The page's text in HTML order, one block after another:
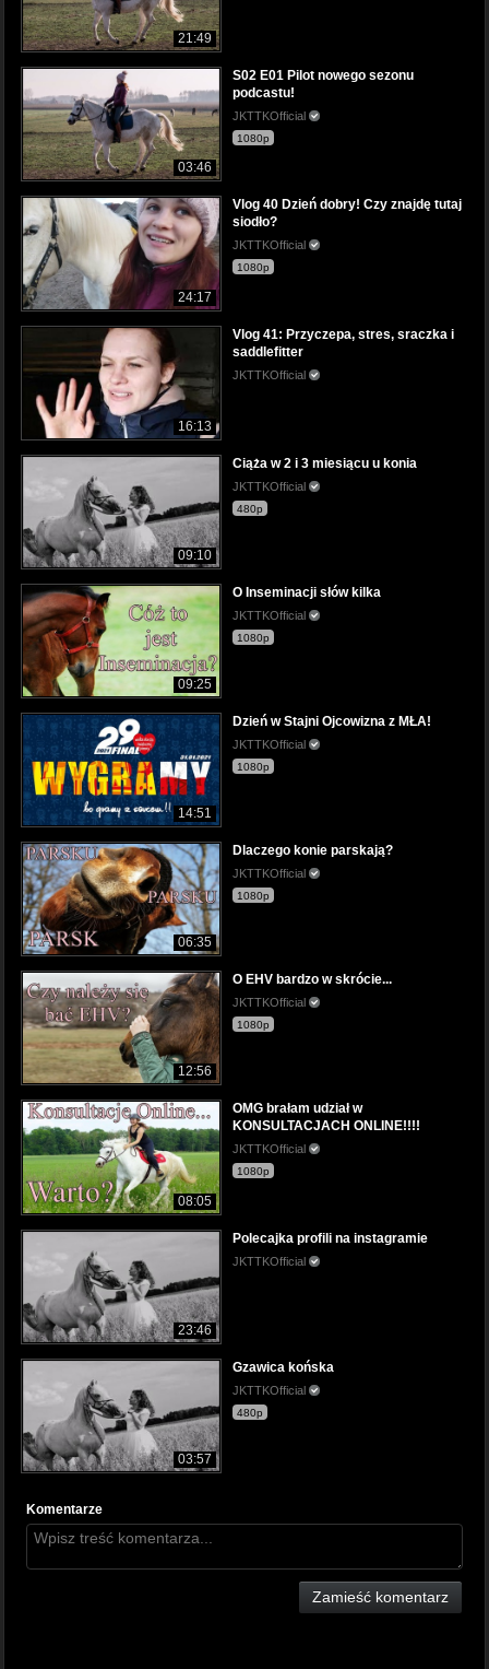
21:49
03:46
S02 E01 Pilot nowego sezonu
podcastu!
JKTTKOfficial
1080p
24:17
Vlog 40 Dzień dobry! Czy znajdę tutaj
siodło?
JKTTKOfficial
1080p
16:13
Vlog 41: Przyczepa, stres, sraczka i
saddlefitter
JKTTKOfficial
09:10
Ciąża w 2 i 3 miesiącu u konia
JKTTKOfficial
480p
09:25
O Inseminacji słów kilka
JKTTKOfficial
1080p
14:51
Dzień w Stajni Ojcowizna z MŁA!
JKTTKOfficial
1080p
06:35
Dlaczego konie parskają?
JKTTKOfficial
1080p
12:56
O EHV bardzo w skrócie...
JKTTKOfficial
1080p
08:05
OMG brałam udział w
KONSULTACJACH ONLINE!!!!
JKTTKOfficial
1080p
23:46
Polecajka profili na instagramie
JKTTKOfficial
03:57
Gzawica końska
JKTTKOfficial
480p
Komentarze
Zamieść komentarz